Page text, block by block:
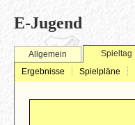
E-Jugend
Allgemein
Spieltag
Ergebnisse
Spielpläne